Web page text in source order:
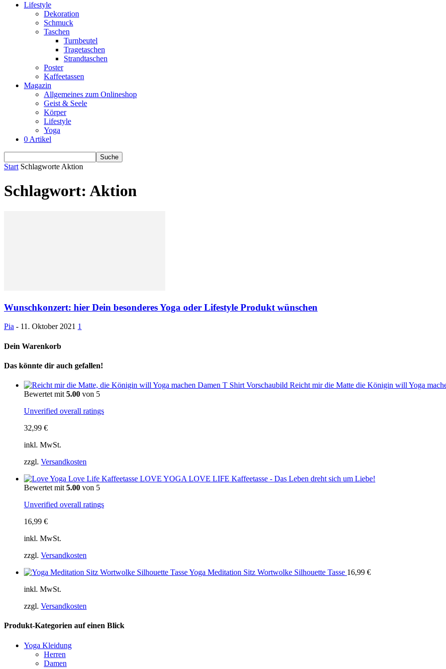
Lifestyle
Dekoration
Schmuck
Taschen
Turnbeutel
Tragetaschen
Strandtaschen
Poster
Kaffeetassen
Magazin
Allgemeines zum Onlineshop
Geist & Seele
Körper
Lifestyle
Yoga
0 Artikel
Start Schlagworte Aktion
Schlagwort: Aktion
Wunschkonzert: hier Dein besonderes Yoga oder Lifestyle Produkt wünschen
Pia - 11. Oktober 2021 1
Dein Warenkorb
Das könnte dir auch gefallen!
Reicht mir die Matte die Königin will Yoga
Bewertet mit 5.00 von 5
Unverified overall ratings
32,99 €
inkl. MwSt.
zzgl. Versandkosten
LOVE YOGA LOVE LIFE Kaffeetasse - Das Leben dreht sich um Liebe!
Bewertet mit 5.00 von 5
Unverified overall ratings
16,99 €
inkl. MwSt.
zzgl. Versandkosten
Yoga Meditation Sitz Wortwolke Silhouette Tasse 16,99 €
inkl. MwSt.
zzgl. Versandkosten
Produkt-Kategorien auf einen Blick
Yoga Kleidung
Herren
Damen